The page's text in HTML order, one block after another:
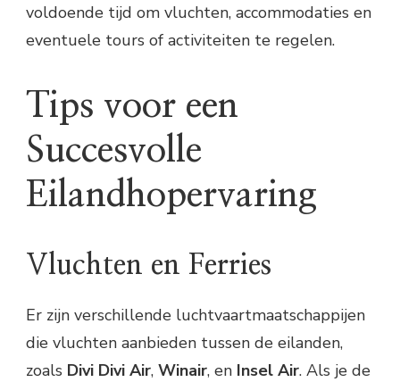
voldoende tijd om vluchten, accommodaties en
eventuele tours of activiteiten te regelen.
Tips voor een
Succesvolle
Eilandhopervaring
Vluchten en Ferries
Er zijn verschillende luchtvaartmaatschappijen
die vluchten aanbieden tussen de eilanden,
zoals Divi Divi Air, Winair, en Insel Air. Als je de